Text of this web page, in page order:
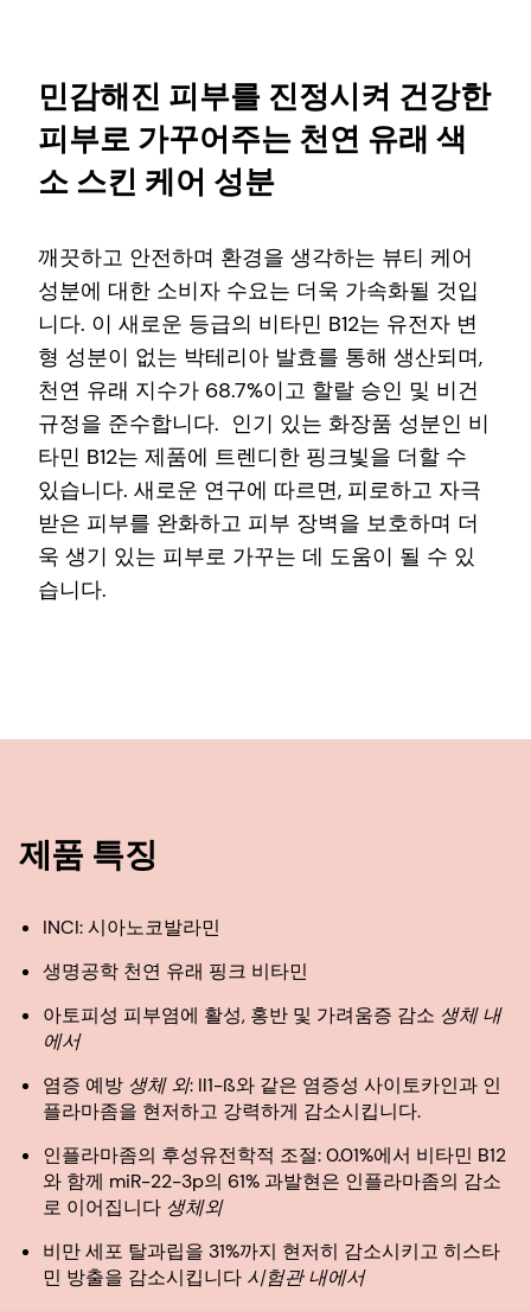
민감해진 피부를 진정시켜 건강한
피부로 가꾸어주는 천연 유래 색
소 스킨 케어 성분
깨끗하고 안전하며 환경을 생각하는 뷰티 케어
성분에 대한 소비자 수요는 더욱 가속화될 것입
니다. 이 새로운 등급의 비타민 B12는 유전자 변
형 성분이 없는 박테리아 발효를 통해 생산되며,
천연 유래 지수가 68.7%이고 할랄 승인 및 비건
규정을 준수합니다. 인기 있는 화장품 성분인 비
타민 B12는 제품에 트렌디한 핑크빛을 더할 수
있습니다. 새로운 연구에 따르면, 피로하고 자극
받은 피부를 완화하고 피부 장벽을 보호하며 더
욱 생기 있는 피부로 가꾸는 데 도움이 될 수 있
습니다.
제품 특징
INCI: 시아노코발라민
생명공학 천연 유래 핑크 비타민
아토피성 피부염에 활성, 홍반 및 가려움증 감소 생체 내
에서
염증 예방 생체 외: Il1-ß와 같은 염증성 사이토카인과 인
플라마좀을 현저하고 강력하게 감소시킵니다.
인플라마좀의 후성유전학적 조절: 0.01%에서 비타민 B12
와 함께 miR-22-3p의 61% 과발현은 인플라마좀의 감소
로 이어집니다 생체외
비만 세포 탈과립을 31%까지 현저히 감소시키고 히스타
민 방출을 감소시킵니다 시험관 내에서